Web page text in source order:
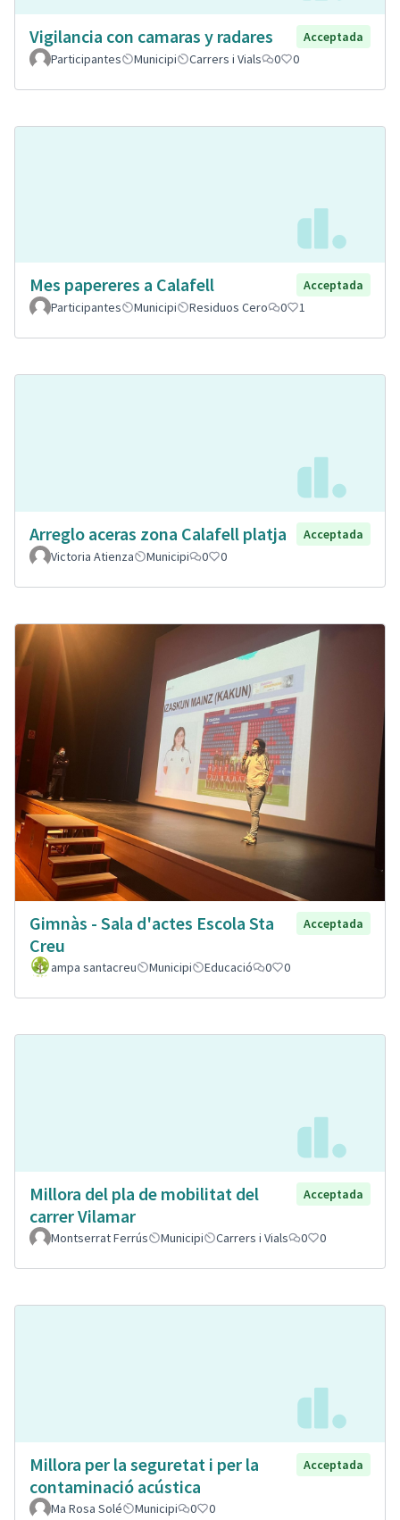
Vigilancia con camaras y radares
Acceptada
Participantes
Municipi Carrers i Vials 0 0
Mes papereres a Calafell
Acceptada
Participantes
Municipi Residuos Cero 0 1
Arreglo aceras zona Calafell platja
Acceptada
Victoria Atienza
Municipi 0 0
Gimnàs - Sala d'actes Escola Sta
Creu
Acceptada
ampa santacreu Municipi Educació 0 0
Millora del pla de mobilitat del
carrer Vilamar
Acceptada
Montserrat Ferrús Municipi Carrers i Vials 0 0
Millora per la seguretat i per la
contaminació acústica
Acceptada
Ma Rosa Solé Municipi 0 0